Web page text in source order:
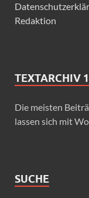
Redaktion
TEXTARCHIV
Die meisten
lassen sich mit
SUCHE